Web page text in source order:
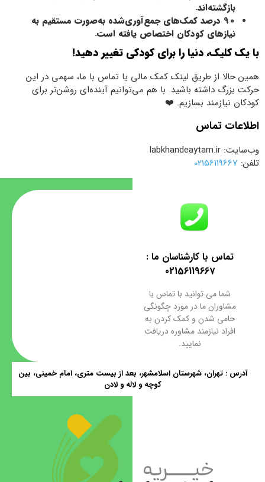
بازگشته‌اند.
90 درصد کمک‌های جمع‌آوری‌شده به‌صورت مستقیم به
نیازهای کودکان اختصاص یافته است.
با یک کلیک، دنیا را برای کودکی تغییر دهید!
همین حالا از طریق لینک کمک مالی یا تماس با ما، سهمی در این
حرکت بزرگ داشته باشید. با هم می‌توانیم آینده‌ای روشن‌تر برای
کودکان نیازمند بسازیم. ❤️
اطلاعات تماس
وب‌سایت: labkhandeaytam.ir
تلفن: 02156119667
تماس با کارشناسان ما :
02156119667
شما می توانید با تماس با
مشاوران ما در مورد چگونگی
حامی شدن و کمک کردن به
افراد نیازمند مشاوره دریافت
نمایید.
آدرس : تهران، شهرستان اسلامشهر، بعد از بیست متری، امام خمینی، بین
کوچه و لاله و لادن